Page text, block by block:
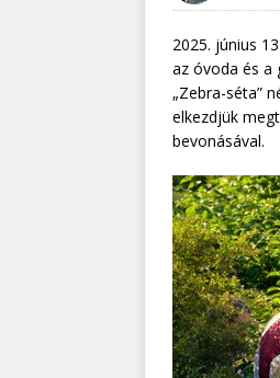
2025. június
az óvoda és a
„Zebra-séta”
elkezdjük
bevonásával.